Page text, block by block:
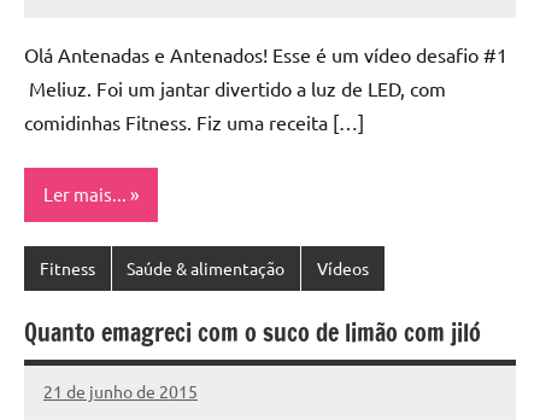
Olá Antenadas e Antenados! Esse é um vídeo desafio #1
Meliuz. Foi um jantar divertido a luz de LED, com
comidinhas Fitness. Fiz uma receita […]
Ler mais...
Fitness Saúde & alimentação Vídeos
Quanto emagreci com o suco de limão com jiló
21 de junho de 2015
Cibelle
Nenhum